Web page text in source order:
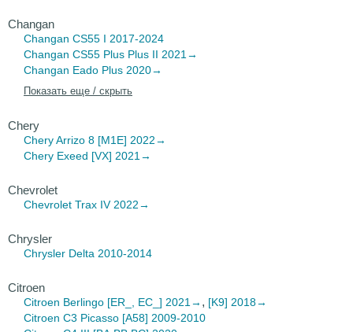
Changan
Changan CS55 I 2017-2024
Changan CS55 Plus Plus II 2021→
Changan Eado Plus 2020→
Показать еще / скрыть
Chery
Chery Arrizo 8 [M1E] 2022→
Chery Exeed [VX] 2021→
Chevrolet
Chevrolet Trax IV 2022→
Chrysler
Chrysler Delta 2010-2014
Citroen
Citroen Berlingo [ER_, EC_] 2021→ , [K9] 2018→
Citroen C3 Picasso [A58] 2009-2010